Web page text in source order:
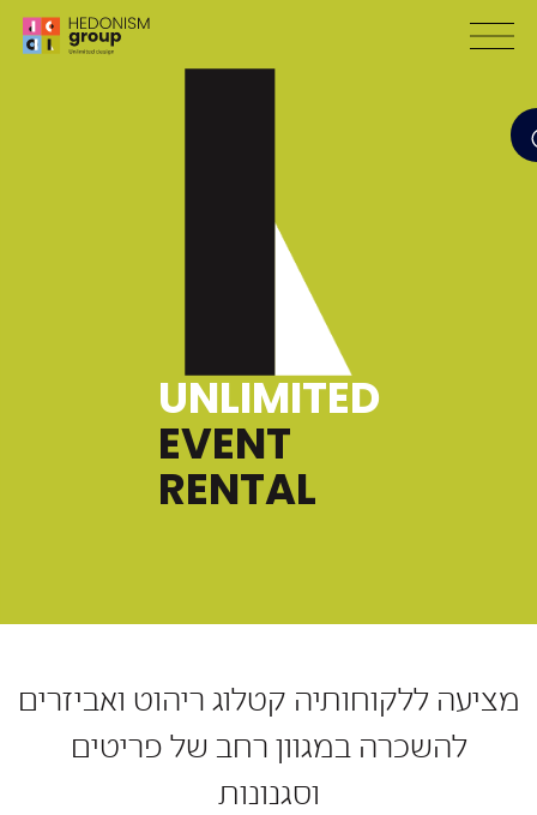
UNLIMITED
EVENT
RENTAL
מציעה ללקוחותיה קטלוג ריהוט ואביזרים
להשכרה במגוון רחב של פריטים
וסגנונות